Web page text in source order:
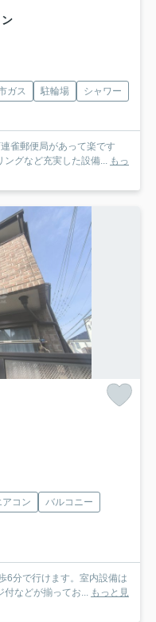
ガス 駐輪場
シャワー
雀郵便局があって楽です
ングなど充実した設備... もっ
アコン
バルコニー
6分で行けます。室内設備は
などが揃ってお...
もっと見